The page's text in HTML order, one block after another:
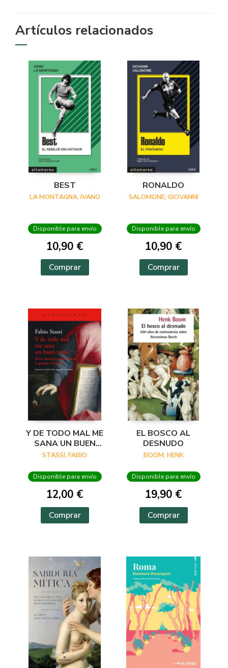
Artículos relacionados
BEST
LA MONTAGNA, IVANO
Disponible para envío
10,90 €
Comprar
RONALDO
SALOMONE, GIOVANNI
Disponible para envío
10,90 €
Comprar
Y DE TODO MAL ME
SANA UN BUEN
VERSO
STASSI, FABIO
Disponible para envío
12,00 €
Comprar
EL BOSCO AL
DESNUDO
BOOM, HENK
Disponible para envío
19,90 €
Comprar